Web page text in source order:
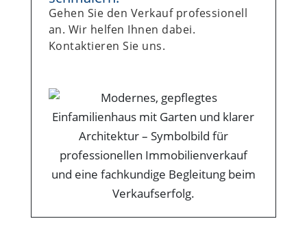
Gehen Sie den Verkauf professionell
an. Wir helfen Ihnen dabei.
Kontaktieren Sie uns.